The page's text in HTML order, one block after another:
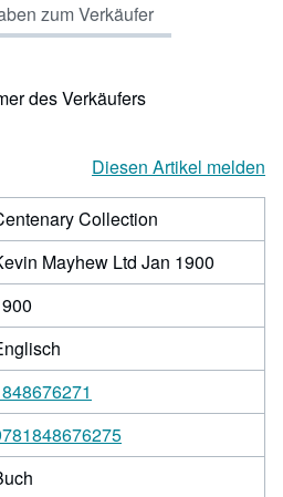
5
Sternen
zum Verkäufer
des Verkäufers
Diesen Artikel melden
Collection
Mayhew Ltd Jan 1900